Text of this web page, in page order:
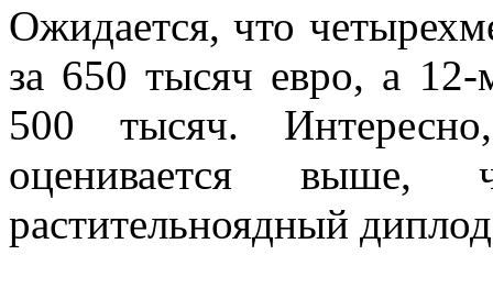
Ожидается, что
за 650 тысяч евро, а
500 тысяч.
оценивается
растительноядный